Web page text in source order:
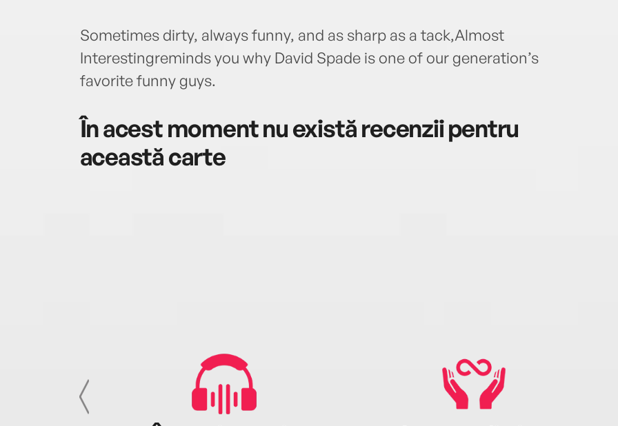
Sometimes dirty, always funny, and as sharp as a tack,Almost
Interestingreminds you why David Spade is one of our generation’s
favorite funny guys.
În acest moment nu există recenzii pentru
această carte